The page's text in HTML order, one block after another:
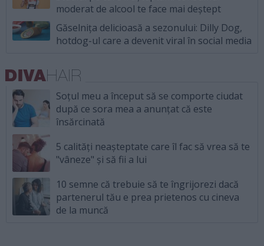
moderat de alcool te face mai deștept
Găselnița delicioasă a sezonului: Dilly Dog,
hotdog-ul care a devenit viral în social media
Soțul meu a început să se comporte ciudat
după ce sora mea a anunțat că este
însărcinată
5 calități neașteptate care îl fac să vrea să te
"vâneze" și să fii a lui
10 semne că trebuie să te îngrijorezi dacă
partenerul tău e prea prietenos cu cineva
de la muncă